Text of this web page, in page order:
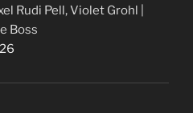
Rudi Pell, Violet Grohl |
Boss